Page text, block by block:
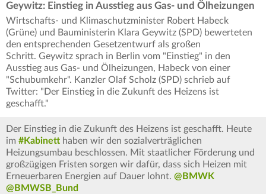
Geywitz: Einstieg in Ausstieg aus Gas- und Ölheizungen
Wirtschafts- und Klimaschutzminister Robert Habeck
(Grüne) und Bauministerin Klara Geywitz (SPD) bewerteten
den entsprechenden Gesetzentwurf als großen
Schritt. Geywitz sprach in Berlin vom "Einstieg" in den
Ausstieg aus Gas- und Ölheizungen, Habeck von einer
"Schubumkehr". Kanzler Olaf Scholz (SPD) schrieb auf
Twitter: "Der Einstieg in die Zukunft des Heizens ist
geschafft."
Der Einstieg in die Zukunft des Heizens ist geschafft. Heute
im #Kabinett haben wir den sozialverträglichen
Heizungsumbau beschlossen. Mit staatlicher Förderung und
großzügigen Fristen sorgen wir dafür, dass sich Heizen mit
Erneuerbaren Energien auf Dauer lohnt. @BMWK
@BMWSB_Bund